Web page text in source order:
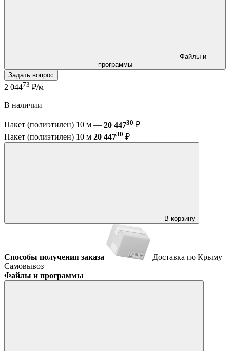
программы
Задать вопрос
2 04473 ₽/м
В наличии
Пакет (полиэтилен) 10 м — 20 44730 ₽
Пакет (полиэтилен) 10 м 20 44730 ₽
В корзину
Способы получения заказа
Доставка по Крыму
Самовывоз
Файлы и программы